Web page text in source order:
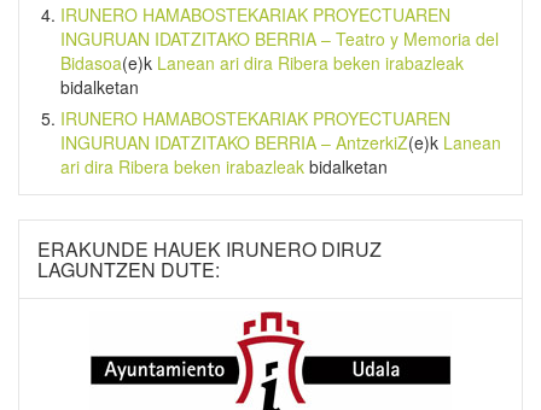
IRUNERO HAMABOSTEKARIAK PROYECTUAREN
INGURUAN IDATZITAKO BERRIA – Teatro y Memoria del
Bidasoa(e)k Lanean ari dira Ribera beken irabazleak
bidalketan
IRUNERO HAMABOSTEKARIAK PROYECTUAREN
INGURUAN IDATZITAKO BERRIA – AntzerkiZ(e)k Lanean
ari dira Ribera beken irabazleak bidalketan
ERAKUNDE HAUEK IRUNERO DIRUZ
LAGUNTZEN DUTE: